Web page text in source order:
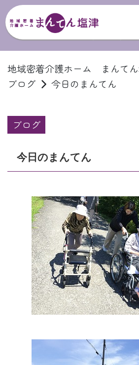
地域密着介護ホーム まんて
ブログ
今日のまんてん
ブログ
今日のまんてん